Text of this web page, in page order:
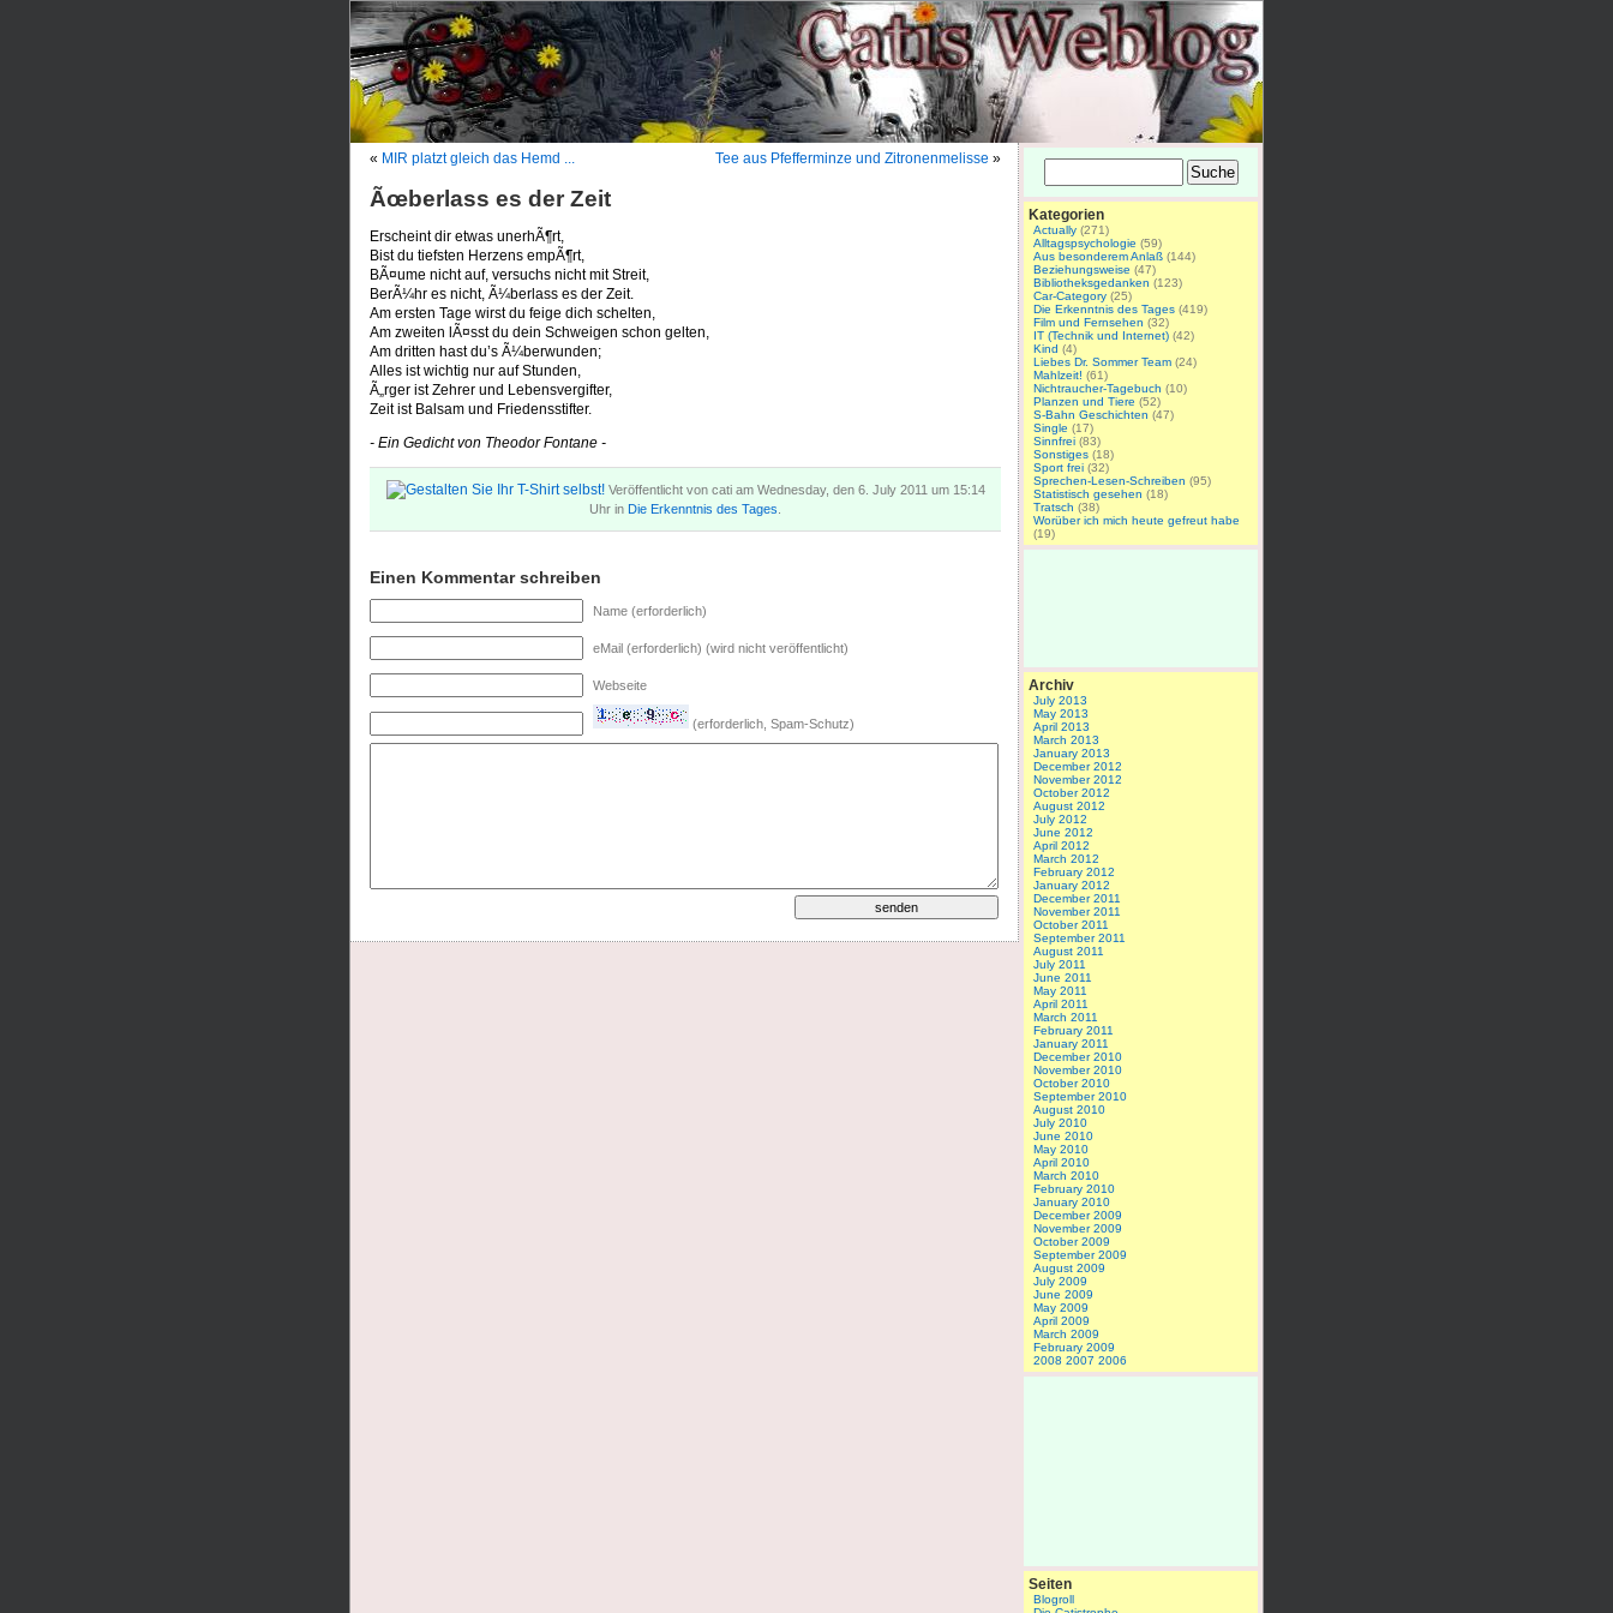
« MIR platzt gleich das Hemd ... Tee aus Pfefferminze und Zitronenmelisse »
Ãœberlass es der Zeit
Erscheint dir etwas unerhÃ¶rt,
Bist du tiefsten Herzens empÃ¶rt,
BÃ¤ume nicht auf, versuchs nicht mit Streit,
BerÃ¼hr es nicht, Ã¼berlass es der Zeit.
Am ersten Tage wirst du feige dich schelten,
Am zweiten lÃ¤sst du dein Schweigen schon gelten,
Am dritten hast du’s Ã¼berwunden;
Alles ist wichtig nur auf Stunden,
Ã„rger ist Zehrer und Lebensvergifter,
Zeit ist Balsam und Friedensstifter.
- Ein Gedicht von Theodor Fontane -
Veröffentlicht von cati am Wednesday, den 6. July 2011 um 15:14
Uhr in Die Erkenntnis des Tages
Einen Kommentar schreiben
Name (erforderlich)
eMail (erforderlich) (wird nicht veröffentlicht)
Webseite
(erforderlich, Spam-Schutz)
Kategorien
Actually (271)
Alltagspsychologie (59)
Aus besonderem Anlaß (144)
Beziehungsweise (47)
Bibliotheksgedanken (123)
Car-Category (25)
Die Erkenntnis des Tages (419)
Film und Fernsehen (32)
IT (Technik und Internet) (42)
Kind (4)
Liebes Dr. Sommer Team (24)
Mahlzeit! (61)
Nichtraucher-Tagebuch (10)
Planzen und Tiere (52)
S-Bahn Geschichten (47)
Single (17)
Sinnfrei (83)
Sonstiges (18)
Sport frei (32)
Sprechen-Lesen-Schreiben (95)
Statistisch gesehen (18)
Tratsch (38)
Worüber ich mich heute gefreut habe
(19)
Archiv
July 2013
May 2013
April 2013
March 2013
January 2013
December 2012
November 2012
October 2012
August 2012
July 2012
June 2012
April 2012
March 2012
February 2012
January 2012
December 2011
November 2011
October 2011
September 2011
August 2011
July 2011
June 2011
May 2011
April 2011
March 2011
February 2011
January 2011
December 2010
November 2010
October 2010
September 2010
August 2010
July 2010
June 2010
May 2010
April 2010
March 2010
February 2010
January 2010
December 2009
November 2009
October 2009
September 2009
August 2009
July 2009
June 2009
May 2009
April 2009
March 2009
February 2009
2008 2007 2006
Seiten
Blogroll